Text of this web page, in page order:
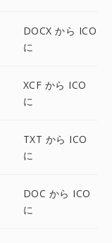
DOCX から ICO
に
XCF から ICO
に
TXT から ICO
に
DOC から ICO
に